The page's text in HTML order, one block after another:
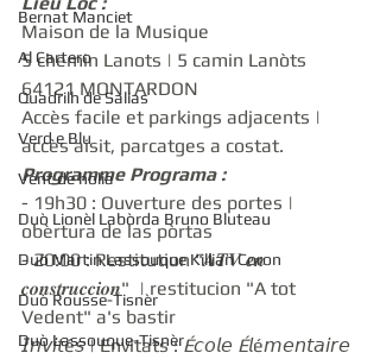
Bernat Manciet
Al Cartero
Quadrilh de Salias
Verd e Blu
Vent de holia
Duò Lionèl Labòrda Bruno Bluteau
Duò Martin Lassouque Killian Coron
Duò Rousse-Tisnèr
Duò Lassouque-Tisnèr
Maison de la Musique
5 chemin Lanots | 5 camin Lanòts
64121 MONTARDON
Accès facile et parkings adjacents |
accès aisit, parcatges a costat.
Programme Programa :
- 19h30 : Ouverture des portes |
obèrtura de las pòrtas
- 20:00 : Restitution "𝑨𝑻𝑽 𝒆𝒏
𝒄𝒐𝒏𝒔𝒕𝒓𝒖𝒄𝒄𝒊𝒐𝒏"  | restitucion "A tot
Vedent" a's bastir
𝘐𝘯𝘷𝘪𝘵é𝘴 | Envitats : É𝘤𝘰𝘭𝘦 É𝘭é𝘮𝘦𝘯𝘵𝘢𝘪𝘳𝘦